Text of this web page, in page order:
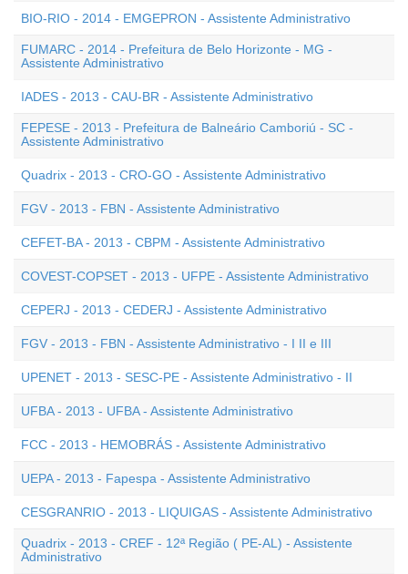
BIO-RIO - 2014 - EMGEPRON - Assistente Administrativo
FUMARC - 2014 - Prefeitura de Belo Horizonte - MG -
Assistente Administrativo
IADES - 2013 - CAU-BR - Assistente Administrativo
FEPESE - 2013 - Prefeitura de Balneário Camboriú - SC -
Assistente Administrativo
Quadrix - 2013 - CRO-GO - Assistente Administrativo
FGV - 2013 - FBN - Assistente Administrativo
CEFET-BA - 2013 - CBPM - Assistente Administrativo
COVEST-COPSET - 2013 - UFPE - Assistente Administrativo
CEPERJ - 2013 - CEDERJ - Assistente Administrativo
FGV - 2013 - FBN - Assistente Administrativo - I II e III
UPENET - 2013 - SESC-PE - Assistente Administrativo - II
UFBA - 2013 - UFBA - Assistente Administrativo
FCC - 2013 - HEMOBRÁS - Assistente Administrativo
UEPA - 2013 - Fapespa - Assistente Administrativo
CESGRANRIO - 2013 - LIQUIGAS - Assistente Administrativo
Quadrix - 2013 - CREF - 12ª Região ( PE-AL) - Assistente
Administrativo